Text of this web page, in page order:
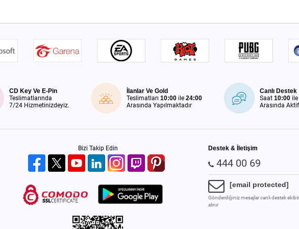
CD Key Ve E-Pin
Teslimatlarında
7/24 Hizmetinizdeyiz.
İlanlar Ve Gold
Teslimatları10:00 ile24:00
Arasında Yapılmaktadır
Canlı Destek
Saat10:00
Arasında
Bizi Takip Edin Destek & İletişim
444 00 69
[email protected]
Gönderdiğiniz mesajlar canlı destek
alınır